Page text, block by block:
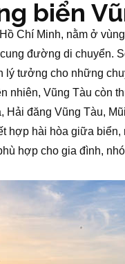
biển
Chí Minh, nằm ở
đường di chuyển.
lý tưởng cho những
nhiên, Vũng Tàu còn
đăng Vũng Tàu,
hợp hài hòa giữa biển,
hợp cho gia đình,